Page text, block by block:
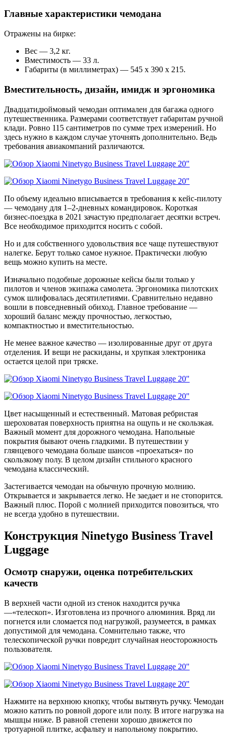
Главные характеристики чемодана
Отражены на бирке:
Вес — 3,2 кг.
Вместимость — 33 л.
Габариты (в миллиметрах) — 545 х 390 х 215.
Вместительность, дизайн, имидж и эргономика
Двадцатидюймовый чемодан оптимален для багажа одного
путешественника. Размерами соответствует габаритам ручной
клади. Ровно 115 сантиметров по сумме трех измерений. Но
здесь нужно в каждом случае уточнять дополнительно. Ведь
требования авиакомпаний различаются.
По объему идеально вписывается в требования к кейс-пилоту
— чемодану для 1‒2-дневных командировок. Короткая
бизнес-поездка в 2021 зачастую предполагает десятки встреч.
Все необходимое приходится носить с собой.
Но и для собственного удовольствия все чаще путешествуют
налегке. Берут только самое нужное. Практически любую
вещь можно купить на месте.
Изначально подобные дорожные кейсы были только у
пилотов и членов экипажа самолета. Эргономика пилотских
сумок шлифовалась десятилетиями. Сравнительно недавно
вошли в повседневный обиход. Главное требование —
хороший баланс между прочностью, легкостью,
компактностью и вместительностью.
Не менее важное качество — изолированные друг от друга
отделения. И вещи не раскиданы, и хрупкая электроника
остается целой при тряске.
Цвет насыщенный и естественный. Матовая ребристая
шероховатая поверхность приятна на ощупь и не скользкая.
Важный момент для дорожного чемодана. Напольные
покрытия бывают очень гладкими. В путешествии у
глянцевого чемодана больше шансов «проехаться» по
скользкому полу. В целом дизайн стильного красного
чемодана классический.
Застегивается чемодан на обычную прочную молнию.
Открывается и закрывается легко. Не заедает и не стопорится.
Важный плюс. Порой с молнией приходится повозиться, что
не всегда удобно в путешествии.
Конструкция Ninetygo Business Travel
Luggage
Осмотр снаружи, оценка потребительских
качеств
В верхней части одной из стенок находится ручка
—«телескоп». Изготовлена из прочного алюминия. Вряд ли
погнется или сломается под нагрузкой, разумеется, в рамках
допустимой для чемодана. Сомнительно также, что
телескопической ручки повредит случайная неосторожность
пользователя.
Нажмите на верхнюю кнопку, чтобы вытянуть ручку. Чемодан
можно катить по ровной дороге или полу. В итоге нагрузка на
мышцы ниже. В равной степени хорошо движется по
тротуарной плитке, асфальту и напольному покрытию.